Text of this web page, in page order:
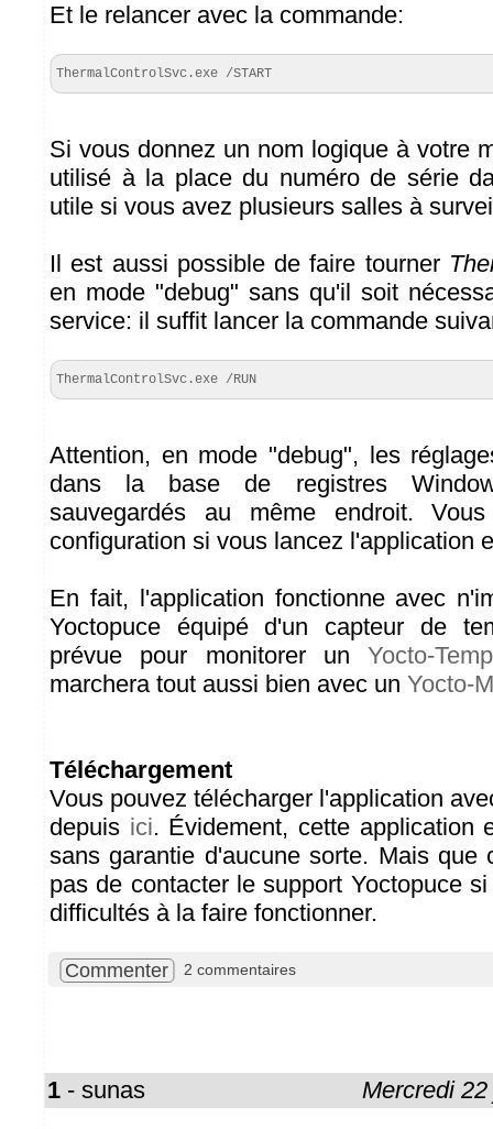
Et le relancer avec la commande:
ThermalControlSvc.exe /START
Si vous donnez un nom logique à votre
utilisé à la place du numéro de série
utile si vous avez plusieurs salles à
Il est aussi possible de faire tourner
en mode "debug" sans qu'il soit
service: il suffit lancer la commande
ThermalControlSvc.exe /RUN
Attention, en mode "debug", les
dans la base de registres
sauvegardés au même endroit.
configuration si vous lancez l'application
En fait, l'application fonctionne avec
Yoctopuce équipé d'un capteur de
prévue pour monitorer unYocto-
marchera tout aussi bien avec un Yocto-
Téléchargement
Vous pouvez télécharger l'application
depuis ici. Évidement, cette application
sans garantie d'aucune sorte. Mais que
pas de contacter le support Yoctopuce
difficultés à la faire fonctionner.
Commenter 2 commentaires
1 - sunas Mercredi